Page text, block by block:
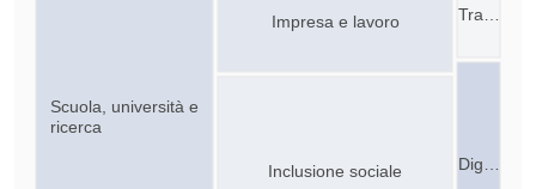
Dig…
Scuola, università e
ricerca
Impresa e lavoro
Inclusione sociale
Tra…